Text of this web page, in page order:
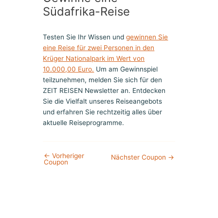
Südafrika-Reise
Testen Sie Ihr Wissen undgewinnen Sie
eine Reise für zwei Personen in den
Krüger Nationalpark im Wert von
10.000,00 Euro. Um am Gewinnspiel
teilzunehmen, melden Sie sich für den
ZEIT REISEN Newsletter an. Entdecken
Sie die Vielfalt unseres Reiseangebots
und erfahren Sie rechtzeitig alles über
aktuelle Reiseprogramme.
← Vorheriger
Coupon
Nächster Coupon →